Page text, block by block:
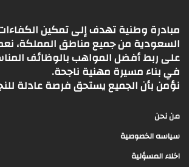
مبادرة وطنية تهدف إلى تمكين
السعودية من جميع مناطق المملكة،
على ربط أفضل المواهب بالوظائف
في بناء مسيرة مهنية ناجحة.
نؤمن بأن الجميع يستحق فرصة عادلة
من نحن
سياسه الخصوصية
اخلاء المسؤلية